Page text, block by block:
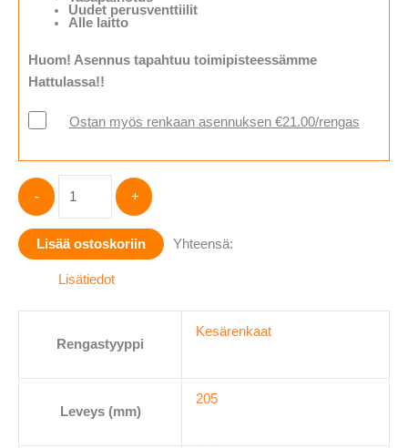
Uudet perusventtiilit
Alle laitto
Huom! Asennus tapahtuu toimipisteessämme
Hattulassa!!
Ostan myös renkaan asennuksen €21.00/rengas
-
205/80R16
ROADIAN
CT8
määrä
+
Lisää ostoskoriin Yhteensä:
Lisätiedot
Rengastyyppi
Kesärenkaat
Leveys (mm)
205